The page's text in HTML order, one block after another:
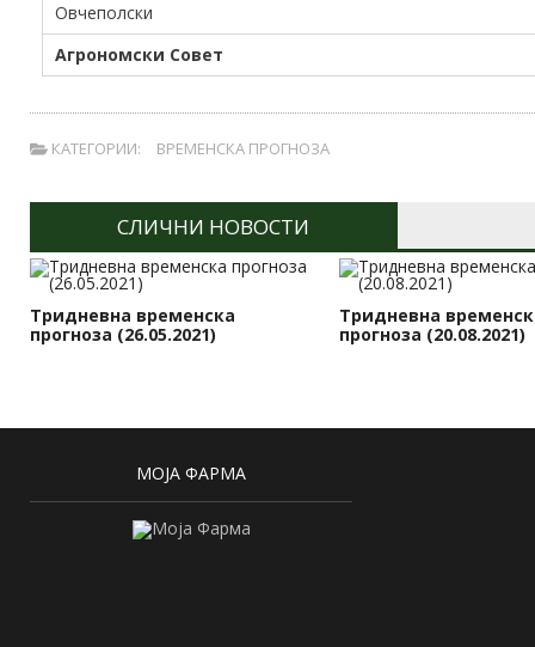
Овчеполски
Агрономски Совет
КАТЕГОРИИ: ВРЕМЕНСКА ПРОГНОЗА
СЛИЧНИ НОВОСТИ
Тридневна временска
прогноза (26.05.2021)
Тридневна
прогноза (20.08.2021)
МОЈА ФАРМА